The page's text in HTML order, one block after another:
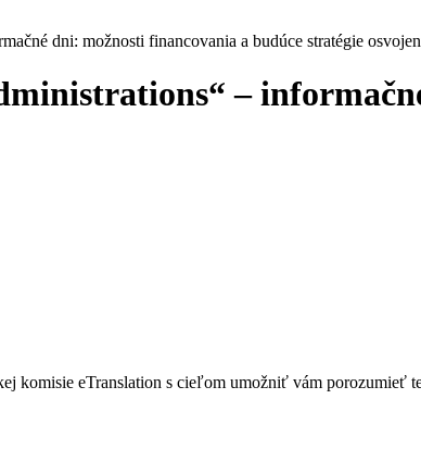
dni: možnosti financovania a budúce stratégie
–
komisie eTranslation s cieľom umožniť vám porozumieť